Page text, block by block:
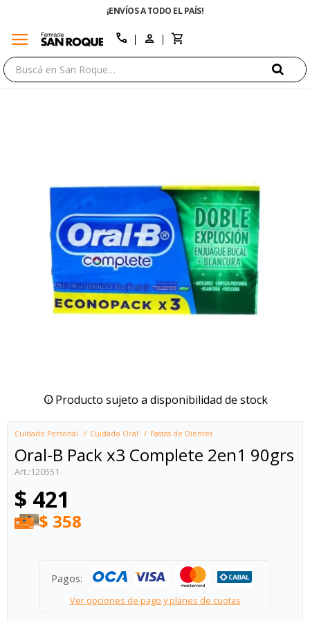
¡ENVÍOS A TODO EL PAÍS!
menu call
Producto sujeto a disponibilidad de stock
Cuidado Personal Cuidado Oral Pastas de Dientes
Oral-B Pack x3 Complete 2en1 90grs
120551
$ 421
$ 358
Pagos:
Ver opciones de pago y planes de cuotas
close